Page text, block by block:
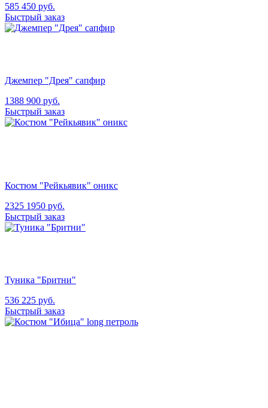
585 450 руб.
Быстрый заказ
Джемпер "Дрея" сапфир
1388 900 руб.
Быстрый заказ
Костюм "Рейкьявик" оникс
2325 1950 руб.
Быстрый заказ
Туника "Бритни"
536 225 руб.
Быстрый заказ